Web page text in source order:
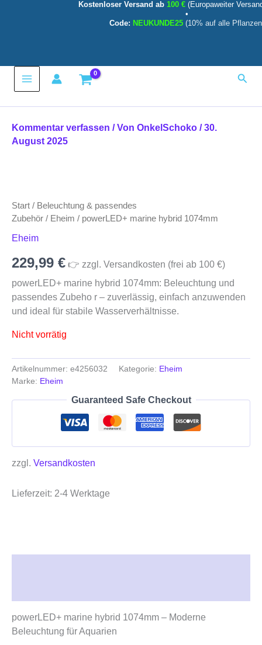
Kostenloser Versand ab 100 € (Europaweiter
•
Code: NEUKUNDE25 (10% auf alle
Main
Kommentar verfassen / Von OnkelSchoko /30.
August 2025
Start / Beleuchtung & passendes
Zubehör / Eheim / powerLED+ marine hybrid 1074mm
Eheim
229,99 € 👉 zzgl. Versandkosten (frei ab 100 €)
powerLED+ marine hybrid 1074mm: Beleuchtung und
passendes Zubeho r – zuverlässig, einfach anzuwenden
und ideal für stabile Wasserverhältnisse.
Nicht vorrätig
Artikelnummer: e4256032 Kategorie: Eheim
Marke: Eheim
Guaranteed Safe Checkout
zzgl. Versandkosten
Lieferzeit: 2-4 Werktage
powerLED+ marine hybrid 1074mm – Moderne
Beleuchtung für Aquarien